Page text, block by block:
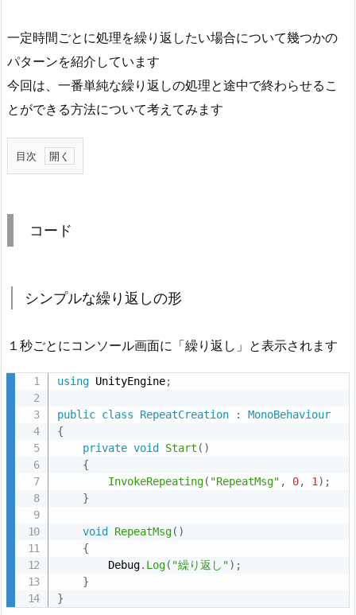
一定時間ごとに処理を繰り返したい場合について幾つかの
パターンを紹介しています
今回は、一番単純な繰り返しの処理と途中で終わらせるこ
とができる方法について考えてみます
目次
1.
ド
シ
プ
な
繰
返
し
1.
2.
コード
シンプルな繰り返しの形
１秒ごとにコンソール画面に「繰り返し」と表示されます
using UnityEngine;
public class RepeatCreation :
MonoBehaviour
{
private void Start ( )
{
InvokeRepeating( "RepeatMsg" , 0, 1) ;
}
void RepeatMsg( )
{
        Debug
. Log( "繰り返し") ;
}
}